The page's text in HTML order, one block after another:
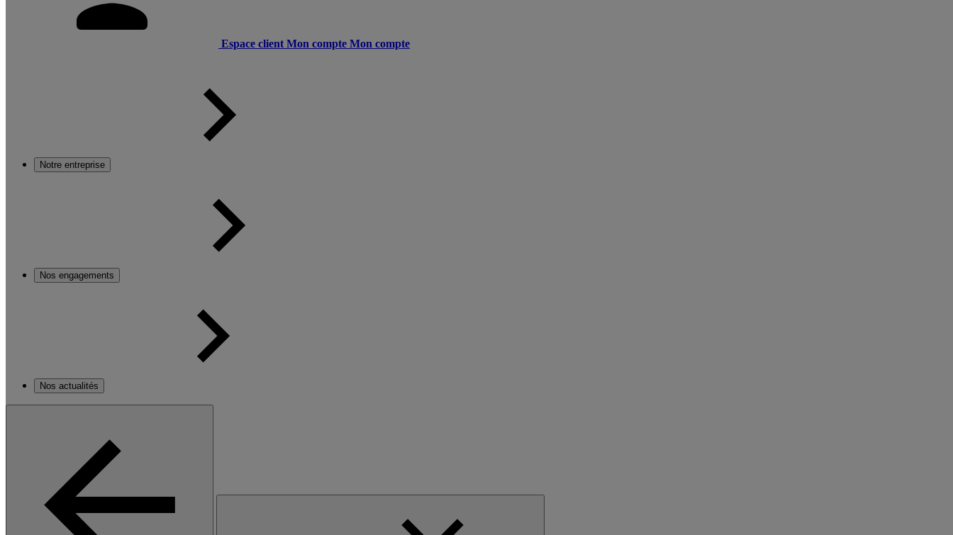
Espace client Mon compte Mon compte
Notre entreprise
Nos engagements
Nos actualités